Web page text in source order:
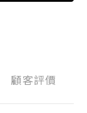
顧客評價